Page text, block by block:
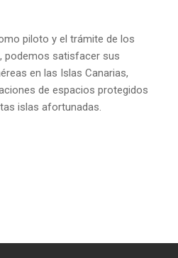
piloto y el trámite de los
podemos satisfacer sus
en las Islas Canarias,
de espacios protegidos
islas afortunadas.